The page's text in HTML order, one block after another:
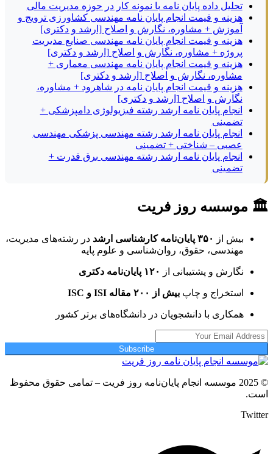
تحلیل داده پایان نامه با نمونه کار در حوزه مدیریت مالی
هزینه و قیمت انجام پایان نامه مهندسی کشاورزی ترویج و
آموزش + مشاوره، نگارش و اصلاح [ارشد و دکتری]
هزینه و قیمت انجام پایان نامه مهندسی صنایع مدیریت
پروژه + مشاوره، نگارش و اصلاح [ارشد و دکتری]
هزینه و قیمت انجام پایان نامه مهندسی معماری +
مشاوره، نگارش و اصلاح [ارشد و دکتری]
هزینه و قیمت انجام پایان نامه در شاهرود + مشاوره،
نگارش و اصلاح [ارشد و دکتری]
انجام پایان نامه ارشد رشته فیزیولوژی دامپزشکی +
تضمینی
انجام پایان نامه ارشد رشته مهندسی پزشکی مهندسی
عصبی – شناختی + تضمینی
انجام پایان نامه ارشد رشته مهندسی برق قدرت +
تضمینی
🏛 موسسه روز فریت
بیش از ۳۵۰ پایان‌نامه کارشناسی ارشد
در رشته‌های مدیریت،
مهندسی، حقوق، روان‌شناسی و علوم پایه
نگارش و پشتیبانی از ۱۲۰ پایان‌نامه دکتری
استخراج و چاپ بیش از ۲۰۰ مقاله ISI و ISC
همکاری با دانشجویان در دانشگاه‌های برتر کشور
Subscribe
© 2025 موسسه انجام پایان‌نامه روز فریت – تمامی حقوق محفوظ
است.
Twitter